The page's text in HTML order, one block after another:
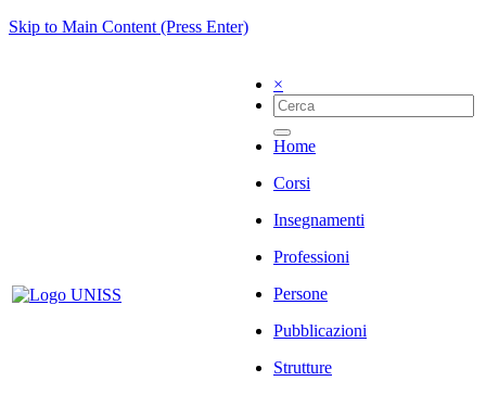
Skip to Main Content (Press Enter)
×
Home
Corsi
Insegnamenti
Professioni
Persone
Pubblicazioni
Strutture